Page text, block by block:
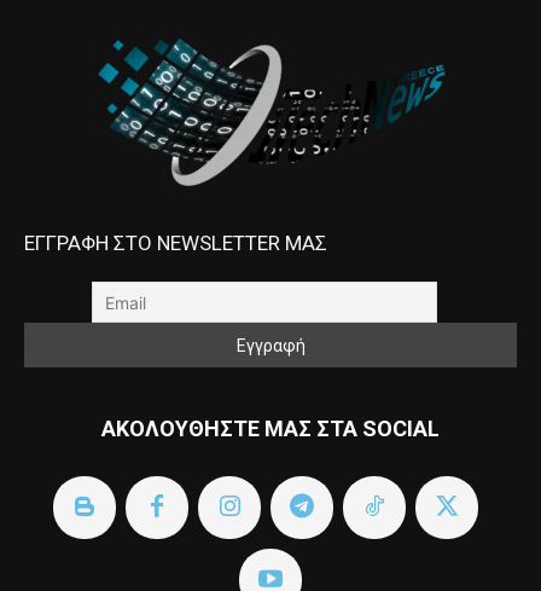
ΕΓΓΡΑΦΗ ΣΤΟ NEWSLETTER ΜΑΣ
ΑΚΟΛΟΥΘΗΣΤΕ ΜΑΣ ΣΤΑ SOCIAL